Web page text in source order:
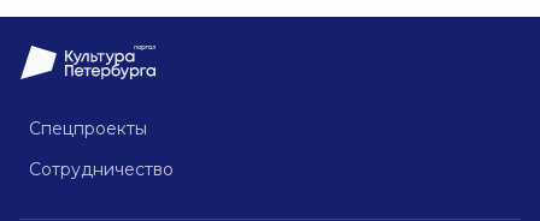
Спецпроекты
Сотрудничество